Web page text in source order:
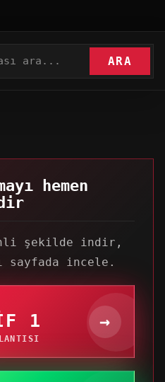
ARA
hemen
şekilde indir,
sayfada incele.
1 →